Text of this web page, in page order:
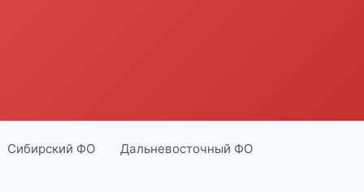
Сибирский ФО Дальневосточный ФО